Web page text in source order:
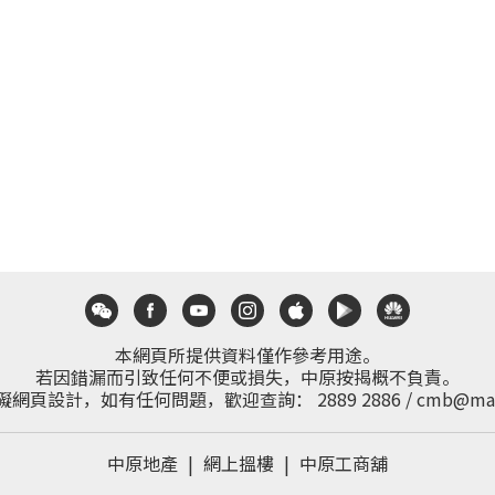
本網頁所提供資料僅作參考用途。
若因錯漏而引致任何不便或損失，中原按揭概不負責。
網頁設計，如有任何問題，歡迎查詢： 2889 2886 /
中原地產 | 網上搵樓 | 中原工商舖